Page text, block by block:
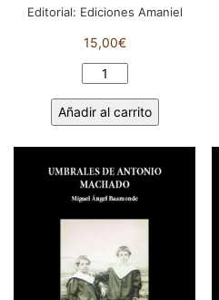
Editorial: Ediciones Amaniel
15,00€
¿CÓMO
LOS
LOS
NIÑOS
NIÑAS?
Desarrollo
de
Añadir al carrito